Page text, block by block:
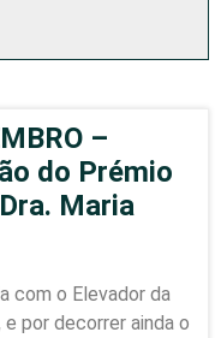
–
do Prémio
Maria
com o Elevador da
por decorrer ainda o